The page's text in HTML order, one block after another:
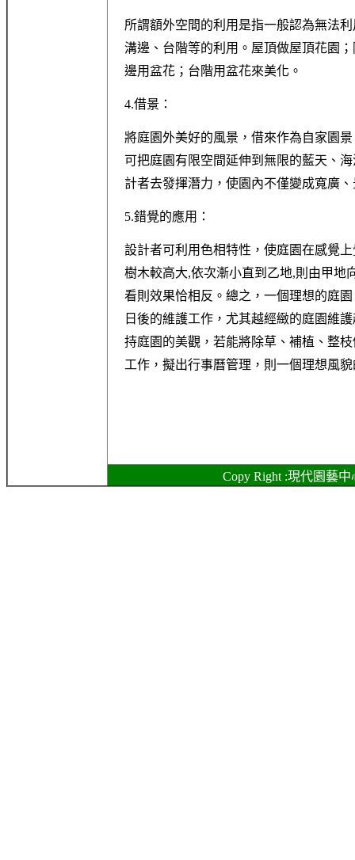
所謂額外空間的利用是指一般認為無法
溝邊、台階等的利用。屋頂做屋頂花園
邊用盆花；台階用盆花來美化。
4.借景：
將庭園外美好的風景，借來作為自家園
可把庭園有限空間延伸到無限的藍天、
計者去發揮潛力，使園內不僅變成寬廣
5.錯覺的應用：
設計者可利用色相特性，使庭園在感覺
樹木較高大,依次漸小直到乙地,則由甲地
看則效果恰相反。總之，一個理想的庭
日後的維護工作，尤其越經緻的庭園維
持庭園的美觀，若能將除草、補植、整
工作，擬出行事曆管理，則一個理想風
Copy Right :現代園藝中